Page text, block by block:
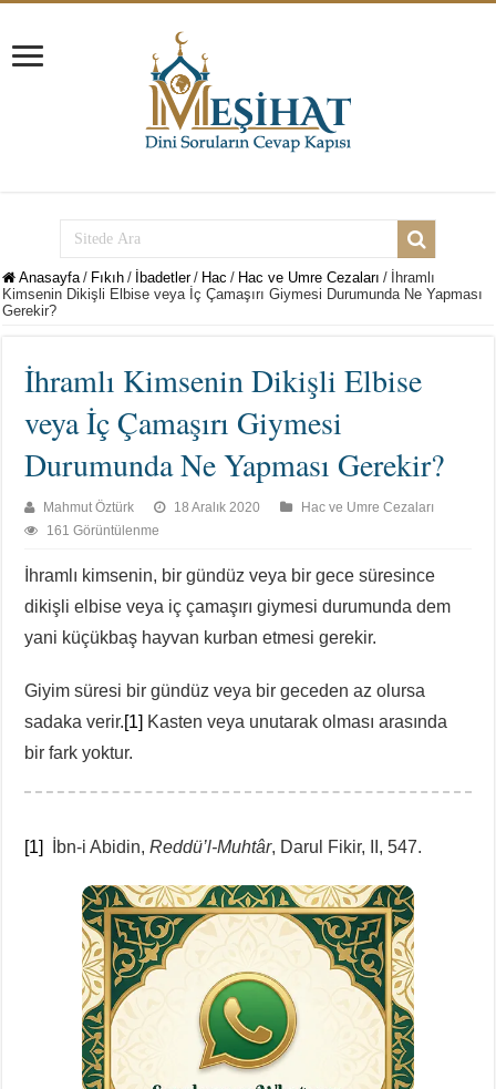
Anasayfa / Fıkıh / İbadetler / Hac / Hac ve Umre Cezaları / İhramlı
Kimsenin Dikişli Elbise veya İç Çamaşırı Giymesi Durumunda Ne Yapması
Gerekir?
İhramlı Kimsenin Dikişli Elbise
veya İç Çamaşırı Giymesi
Durumunda Ne Yapması Gerekir?
Mahmut Öztürk 18 Aralık 2020
Hac ve Umre Cezaları
161 Görüntülenme
İhramlı kimsenin, bir gündüz veya bir gece süresince
dikişli elbise veya iç çamaşırı giymesi durumunda dem
yani küçükbaş hayvan kurban etmesi gerekir.
Giyim süresi bir gündüz veya bir geceden az olursa
sadaka verir.[1] Kasten veya unutarak olması arasında
bir fark yoktur.
[1] İbn-i Abidin,Reddü’l-Muhtâr, Darul Fikir, II, 547.